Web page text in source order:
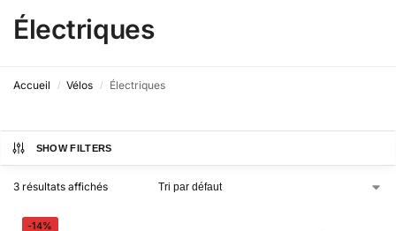
Électriques
Accueil / Vélos / Électriques
SHOW FILTERS
3 résultats affichés
-14%